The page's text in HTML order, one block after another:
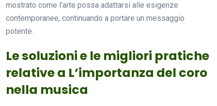
mostrato come l’arte possa adattarsi alle esigenze
contemporanee, continuando a portare un messaggio
potente.
Le soluzioni e le migliori pratiche
relative a L’importanza del coro
nella musica